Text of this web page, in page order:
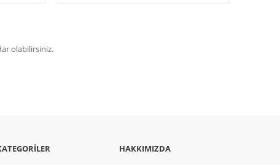
olabilirsiniz.
HAKKIMIZDA